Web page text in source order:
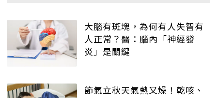
大腦有斑塊，為何有人失智有
人正常？醫：腦內「神經發
炎」是關鍵
節氣立秋天氣熱又燥！乾咳、